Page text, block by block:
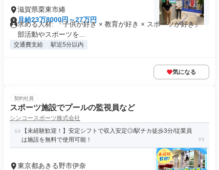
滋賀県栗東市綣
月給23万8000円～27万円
求める人材: 『子供が好き × 教育が好き × スポーツが好き』
部活動やスポーツを...
交通費支給 駅近5分以内
気になる
契約社員
スポーツ施設でプールの監視員など
シンコースポーツ株式会社
【未経験歓迎！】安定シフトで収入安定◎/駅チカ徒歩3分/従業員
は施設を無料で使用可能！
東京都あきる野市伊奈